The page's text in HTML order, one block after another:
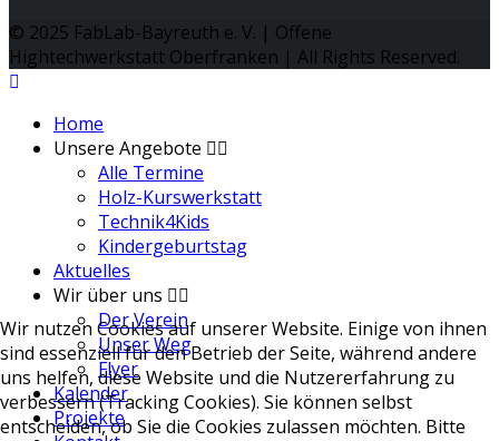
© 2025 FabLab-Bayreuth e. V. | Offene
Hightechwerkstatt Oberfranken | All Rights Reserved.
Home
Unsere Angebote
Alle Termine
Holz-Kurswerkstatt
Technik4Kids
Kindergeburtstag
Aktuelles
Wir über uns
Der Verein
Unser Weg
Flyer
Kalender
Projekte
Wir nutzen Cookies auf unserer Website. Einige von ihnen
sind essenziell für den Betrieb der Seite, während andere
uns helfen, diese Website und die Nutzererfahrung zu
verbessern (Tracking Cookies). Sie können selbst
entscheiden, ob Sie die Cookies zulassen möchten. Bitte